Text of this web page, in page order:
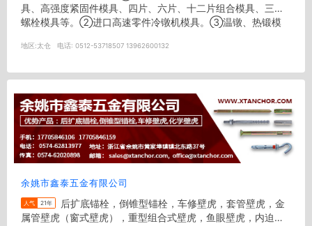
具、高强度紧固件模具、四片、六片、十二片组合模具、三角
螺栓模具等。②进口高速零件冷镦机模具。③温镦、热锻模
地区:太仓 电话: 0512-53718507 13962600132
余姚市鑫泰五金有限公司
人气 21年
属管壁虎（窗式壁虎），重型组合式壁虎，鱼眼壁虎，内迫壁